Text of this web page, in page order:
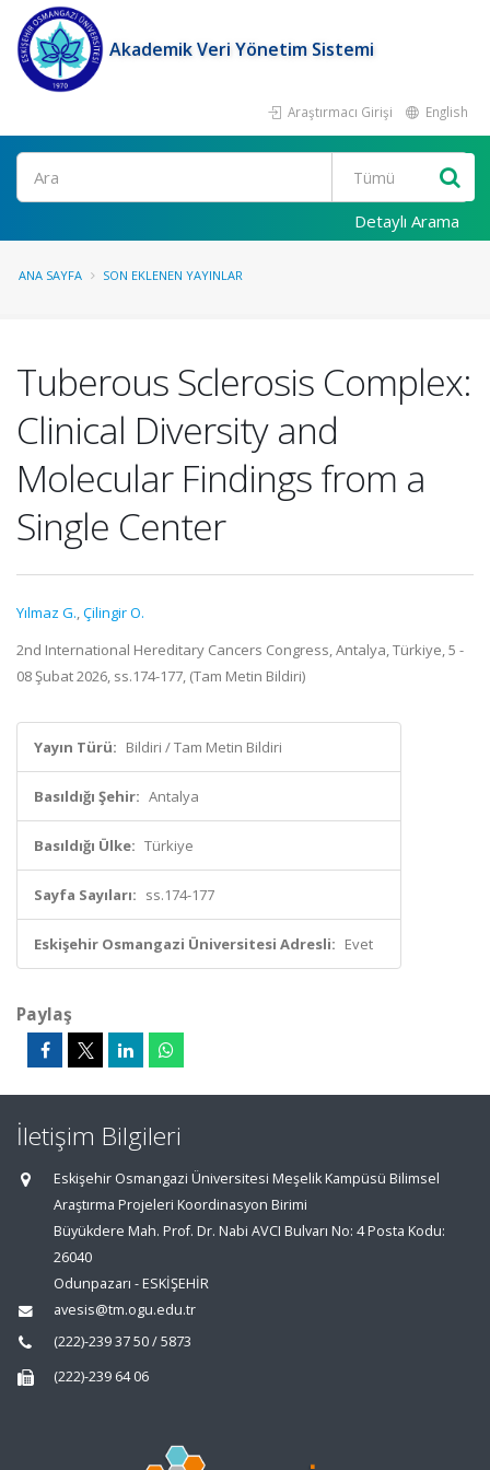
Akademik Veri Yönetim Sistemi
Araştırmacı Girişi English
Ara
Detaylı Arama
ANA SAYFA SON EKLENEN YAYINLAR
Tuberous Sclerosis Complex:
Clinical Diversity and
Molecular Findings from a
Single Center
Yılmaz G.,Çilingir O.
2nd International Hereditary Cancers Congress, Antalya, Türkiye, 5 -
08 Şubat 2026, ss.174-177, (Tam Metin Bildiri)
Yayın Türü: Bildiri / Tam Metin Bildiri
Basıldığı Şehir: Antalya
Basıldığı Ülke: Türkiye
Sayfa Sayıları: ss.174-177
Eskişehir Osmangazi Üniversitesi Adresli: Evet
Paylaş
İletişim Bilgileri
Eskişehir Osmangazi Üniversitesi Meşelik Kampüsü Bilimsel
Araştırma Projeleri Koordinasyon Birimi
Büyükdere Mah. Prof. Dr. Nabi AVCI Bulvarı No: 4 Posta Kodu:
26040
Odunpazarı - ESKİŞEHİR
avesis@tm.ogu.edu.tr
(222)-239 37 50 / 5873
(222)-239 64 06